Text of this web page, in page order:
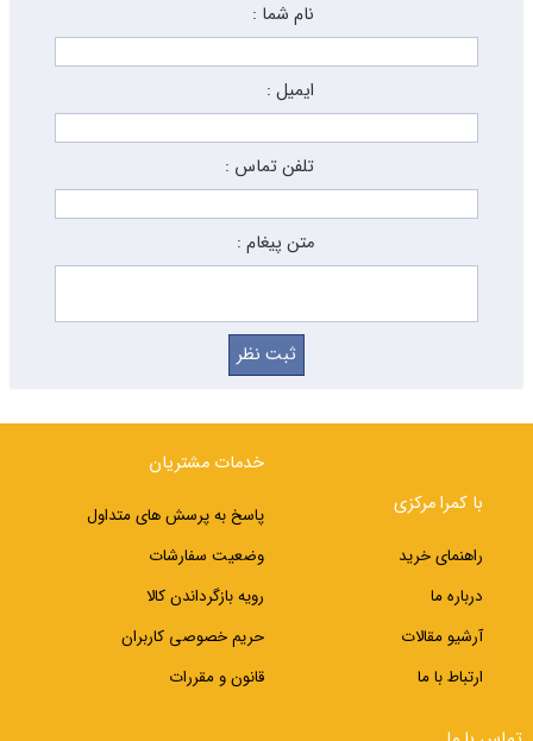
نام شما :
ایمیل :
تلفن تماس :
متن پیغام :
با کمرا مرکزی
راهنمای خرید
درباره ما
آرشیو مقالات
ارتباط با ما
خدمات مشتریان
پاسخ به پرسش های متداول
وضعیت سفارشات
رویه بازگرداندن کالا
حریم خصوصی کاربران
قانون و مقررات